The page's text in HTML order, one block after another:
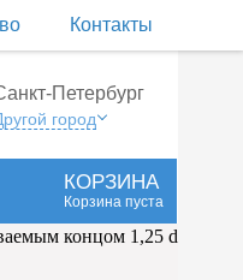
Контакты
Петербург
город
КОРЗИНА
Корзина пуста